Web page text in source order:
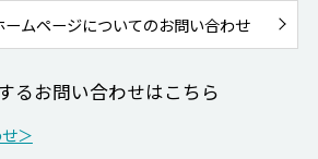
ムページについてのお問い合わせ
るお問い合わせはこちら
＞